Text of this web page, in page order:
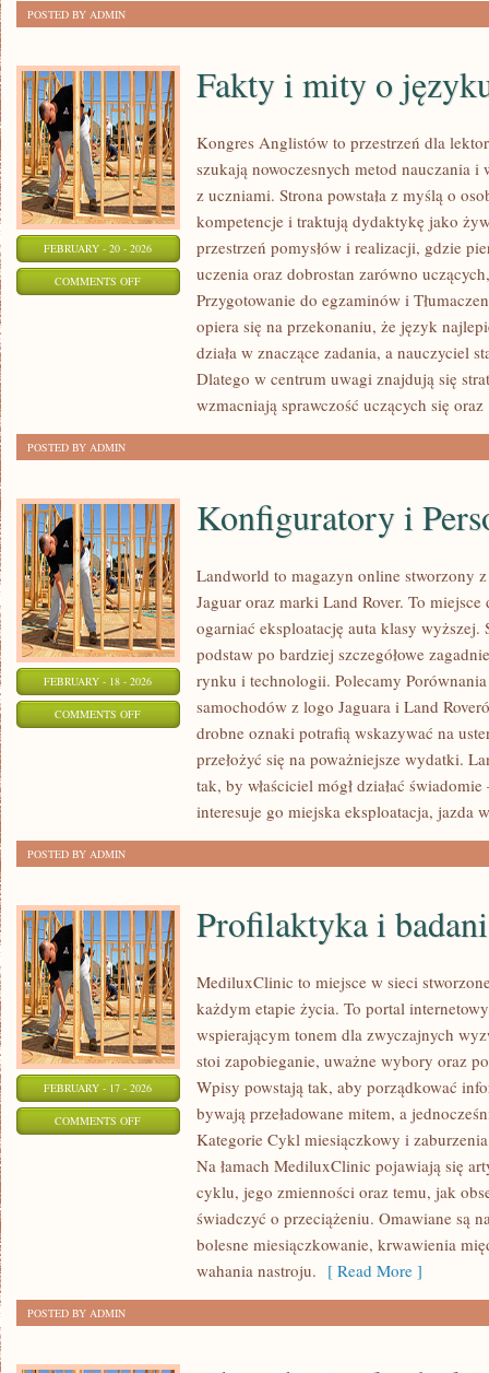
POSTED BY ADMIN
FEBRUARY - 20 - 2026
COMMENTS OFFON
Fakty i mity o
Kongres Anglistów to przestrzeń dla
szukają nowoczesnych metod nauczania
z uczniami. Strona powstała z myślą o
kompetencje i traktują dydaktykę jako
przestrzeń pomysłów i realizacji, gdzie
uczenia oraz dobrostan zarówno
Przygotowanie do egzaminów i
opiera się na przekonaniu, że język
działa w znaczące zadania, a nauczyciel
Dlatego w centrum uwagi znajdują się
wzmacniają sprawczość uczących się oraz
POSTED BY ADMIN
FEBRUARY - 18 - 2026
COMMENTS OFFON
KONFIGURATORY
PERSONALIZACJA
Konfiguratory i
Landworld to magazyn online stworzony
Jaguar oraz marki Land Rover. To
ogarniać eksploatację auta klasy
podstaw po bardziej szczegółowe
rynku i technologii. Polecamy
samochodów z logo Jaguara i Land
drobne oznaki potrafią wskazywać na
przełożyć się na poważniejsze wydatki.
tak, by właściciel mógł działać
interesuje go miejska eksploatacja, jazda
POSTED BY ADMIN
FEBRUARY - 17 - 2026
COMMENTS OFFON
PROFILAKTYKA
KONTROLNE
Profilaktyka i
MediluxClinic to miejsce w sieci
każdym etapie życia. To portal
wspierającym tonem dla zwyczajnych
stoi zapobieganie, uważne wybory oraz
Wpisy powstają tak, aby porządkować
bywają przeładowane mitem, a
Kategorie Cykl miesiączkowy i
Na łamach MediluxClinic pojawiają się
cyklu, jego zmienności oraz temu, jak
świadczyć o przeciążeniu. Omawiane są
bolesne miesiączkowanie, krwawienia
wahania nastroju. [ Read More ]
POSTED BY ADMIN